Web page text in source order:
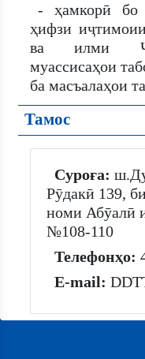
- ҳамкорӣ бо
ҳифзи
ва илми
муассисаҳои
ба масъалаҳои
Тамос
Суроға:
Рӯдакӣ 139,
номи Абӯалӣ
№108-110
Телефонҳо:
E-mail: